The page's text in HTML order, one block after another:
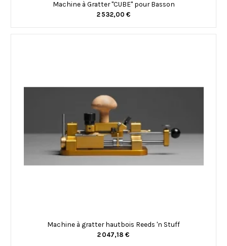
Machine à Gratter "CUBE" pour Basson
2 532,00 €
Machine à gratter hautbois Reeds 'n Stuff
2 047,18 €